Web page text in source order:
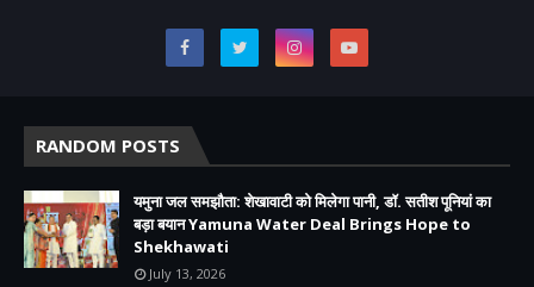
RANDOM POSTS
यमुना जल समझौता: शेखावाटी को मिलेगा पानी, डॉ. सतीश पूनियां का
बड़ा बयान Yamuna Water Deal Brings Hope to
Shekhawati
July 13, 2026